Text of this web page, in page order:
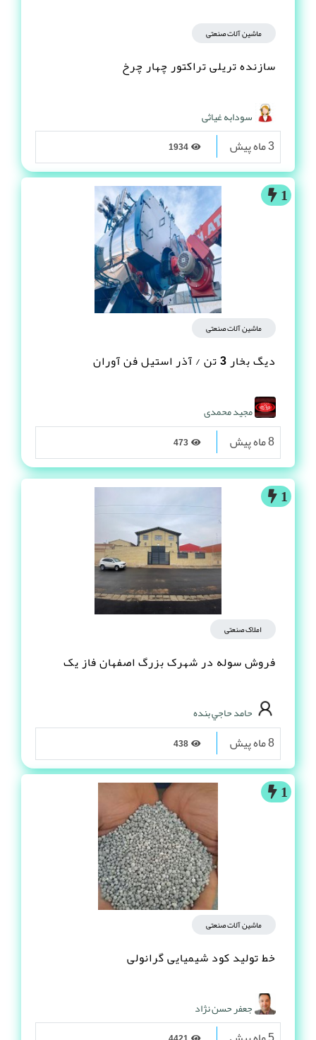
ماشین آلات صنعتی
سازنده تریلی تراکتور چهار چرخ
سودابه غیاثی
3 ماه پیش
1
ماشین آلات صنعتی
دیگ بخار 3 تن / آذر استیل فن آوران
مجید محمدی
8 ماه پیش
1
املاک صنعتی
فروش سوله در شهرک بزرگ اصفهان فاز یک
حامد حاجي بنده
8 ماه پیش
1
ماشین آلات صنعتی
خط تولید کود شیمیایی گرانولی
جعفر حسن نژاد